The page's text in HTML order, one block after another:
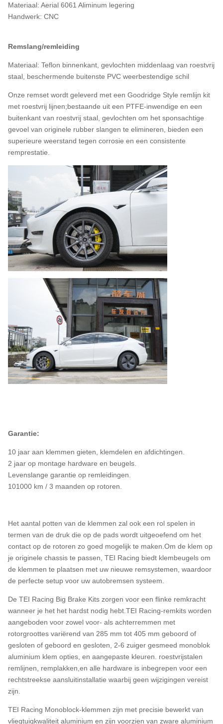
Materiaal: Aerial 6061 Aliminum legering
Handwerk: CNC
Remslang/remleiding
Materiaal: Teflon binnenkant, gevlochten middenlaag van roestvrij
staal, beschermende buitenste PVC weerbestendige schil
Onze remset wordt geleverd met een Goodridge Style remlijn kit
met roestvrij lijnen;bestaande uit een PTFE-inwendige en een
buitenkant van roestvrij staal, gevlochten om het sponsachtige
gevoel van originele rubber slangen te elimineren, bieden een
superieure weerstand tegen corrosie en een consistente
remprestatie.
Garantie:
10 jaar aan klemmen gieten, klemdelen en afdichtingen.
2 jaar op montage hardware en beugels.
Levenslange garantie op remleidingen.
101000 km / 3 maanden op rotoren.
Het aantal potten van de klemmen zal ook een rol spelen in
termen van de druk die op de pads wordt uitgeoefend om het
contact op de rotoren zo goed mogelijk te maken.Om de klem op
je originele chassis te passen, TEI Racing biedt klembeugels om
de klemmen te plaatsen met uw nieuwe remsystemen, waardoor
de perfecte setup voor uw autobremsen systeem.
De TEI Racing Big Brake Kits zorgen voor een flinke remkracht
wanneer je het het hardst nodig hebt.TEI Racing-remkits worden
aangeboden voor zowel voor- als achterremmen met
rotorgroottes variërend van 285 mm tot 405 mm geboord of
gesloten of geboord en gesloten, 2-6 zuiger gesmeed monoblok
aluminium klem opties, en aangepaste kleuren. roestvrijstalen
remlijnen, remplakken,en alle hardware is inbegrepen voor een
rechtstreekse aansluitinstallatie waarbij geen wijzigingen vereist
zijn.
TEI Racing Monoblock-klemmen zijn met precisie bewerkt van
vliegtuigkwaliteit aluminium en zijn voorzien van zware aluminium